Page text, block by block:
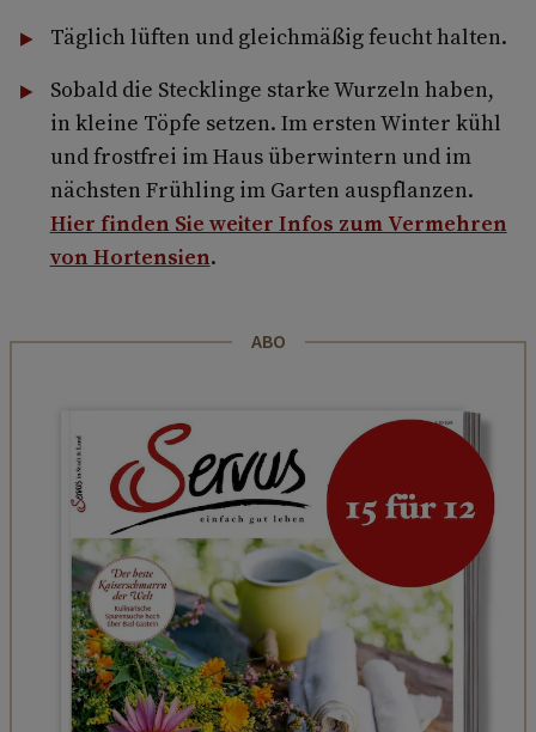
Täglich lüften und gleichmäßig feucht halten.
Sobald die Stecklinge starke Wurzeln haben,
in kleine Töpfe setzen. Im ersten Winter kühl
und frostfrei im Haus überwintern und im
nächsten Frühling im Garten auspflanzen.
Hier finden Sie weiter Infos zum Vermehren
von Hortensien.
ABO